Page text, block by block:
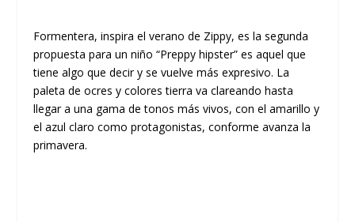
Formentera, inspira el verano de Zippy, es la segunda
propuesta para un niño “Preppy hipster” es aquel que
tiene algo que decir y se vuelve más expresivo. La
paleta de ocres y colores tierra va clareando hasta
llegar a una gama de tonos más vivos, con el amarillo y
el azul claro como protagonistas, conforme avanza la
primavera.